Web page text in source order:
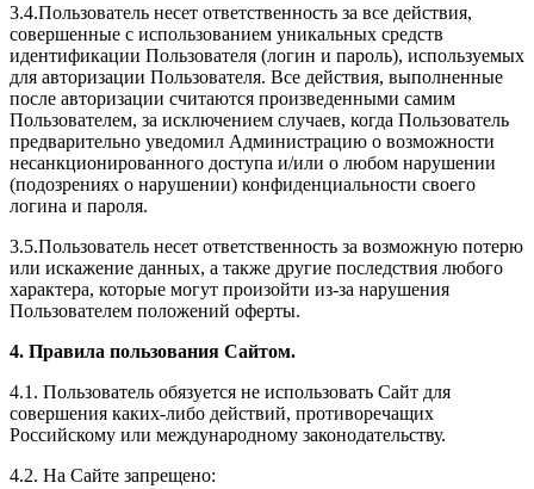
3.4.Пользователь несет ответственность за все действия,
совершенные с использованием уникальных средств
идентификации Пользователя (логин и пароль), используемых
для авторизации Пользователя. Все действия, выполненные
после авторизации считаются произведенными самим
Пользователем, за исключением случаев, когда Пользователь
предварительно уведомил Администрацию о возможности
несанкционированного доступа и/или о любом нарушении
(подозрениях о нарушении) конфиденциальности своего
логина и пароля.
3.5.Пользователь несет ответственность за возможную потерю
или искажение данных, а также другие последствия любого
характера, которые могут произойти из-за нарушения
Пользователем положений оферты.
4. Правила пользования Сайтом.
4.1. Пользователь обязуется не использовать Сайт для
совершения каких-либо действий, противоречащих
Российскому или международному законодательству.
4.2. На Сайте запрещено: